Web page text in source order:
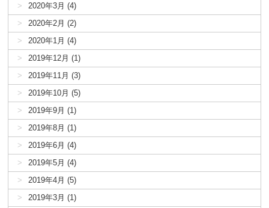
2020年3月 (4)
2020年2月 (2)
2020年1月 (4)
2019年12月 (1)
2019年11月 (3)
2019年10月 (5)
2019年9月 (1)
2019年8月 (1)
2019年6月 (4)
2019年5月 (4)
2019年4月 (5)
2019年3月 (1)